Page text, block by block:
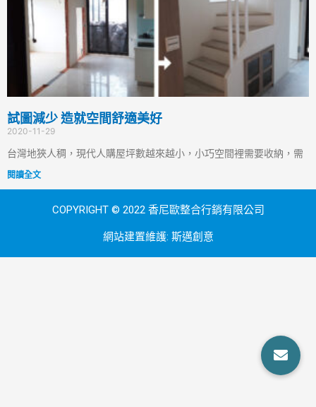
試圖減少 造就空間舒適美好
2020-11-29
台灣地狹人稠，現代人購屋坪數越來越小，小巧空間裡需要收納，需
閱讀全文
COPYRIGHT © 2022 香尼歐整合行銷有限公司
網站建置維護: 斯邁創意